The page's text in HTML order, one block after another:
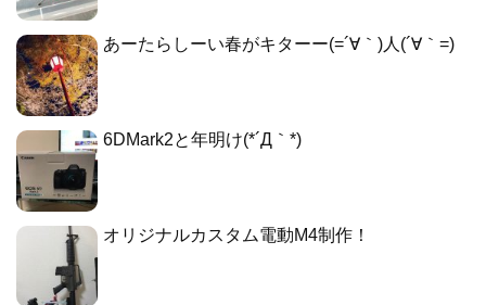
あーたらしーい春がキターー(=´∀｀)人(´∀｀=)
6DMark2と年明け(*´Д｀*)
オリジナルカスタム電動M4制作！